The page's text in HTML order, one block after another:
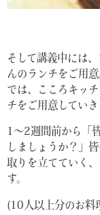
そして講義中には
んのランチをご用
では、こころキッ
チをご用意していき
1〜2週間前から「
しましょうか？」
取りを立てていく
す。
(10人以上分のお料